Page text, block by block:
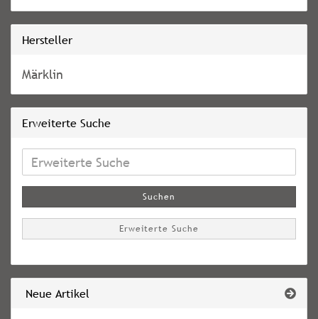
Hersteller
Märklin
Erweiterte Suche
Erweiterte
Suche
Suchen
Erweiterte Suche
Neue Artikel